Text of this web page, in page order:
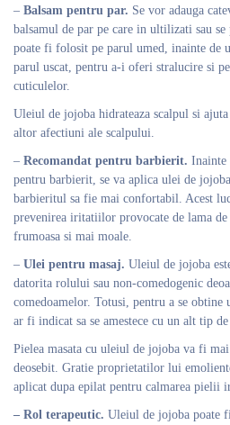
– Balsam pentru par. Se vor adauga
balsamul de par pe care in ultilizati sau se
poate fi folosit pe parul umed, inainte de
parul uscat, pentru a-i oferi stralucire si
cuticulelor.
Uleiul de jojoba hidrateaza scalpul si
altor afectiuni ale scalpului.
– Recomandat pentru barbierit. Inainte
pentru barbierit, se va aplica ulei de
barbieritul sa fie mai confortabil. Acest
prevenirea iritatiilor provocate de lama
frumoasa si mai moale.
– Ulei pentru masaj. Uleiul de jojoba
datorita rolului sau non-comedogenic
comedoamelor. Totusi, pentru a se obtine
ar fi indicat sa se amestece cu un alt tip de
Pielea masata cu uleiul de jojoba va fi
deosebit. Gratie proprietatilor lui
aplicat dupa epilat pentru calmarea pielii
– Rol terapeutic. Uleiul de jojoba poate